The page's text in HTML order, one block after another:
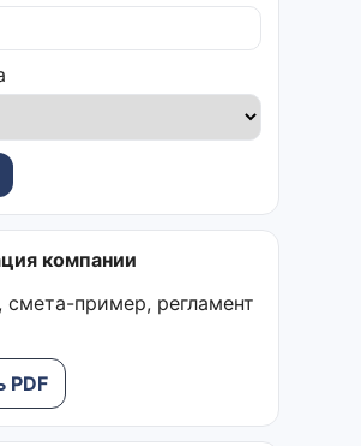
компании
пример, регламент
PDF